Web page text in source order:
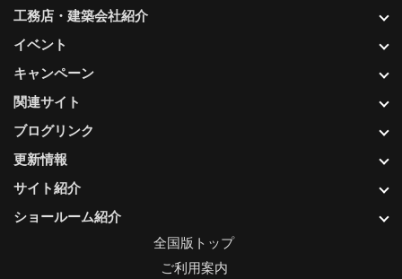
更新情報
サイト紹介
ショールーム紹介
工務店・建築会社紹介
イベント
キャンペーン
関連サイト
ブログリンク
全国版トップ
ご利用案内